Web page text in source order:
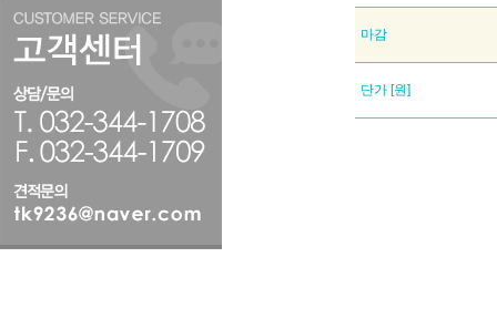
마감
단가 [원]